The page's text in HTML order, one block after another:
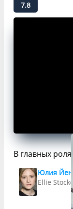
7.8
В главных ролях
Юлия Йенч
Ellie Stocker